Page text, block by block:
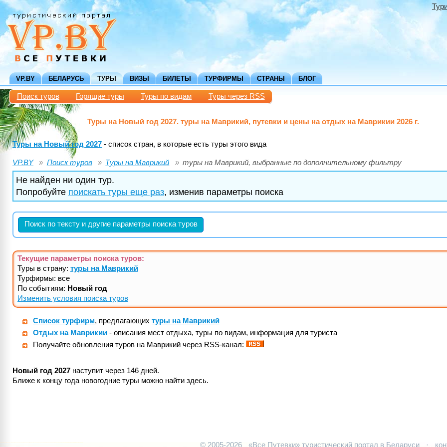
VP.BY БЕЛАРУСЬ ТУРЫ ВИЗЫ БИЛЕТЫ ТУРФИРМЫ СТРАНЫ БЛОГ
Поиск туров Горящие туры Туры по видам Туры через RSS
Туры на Новый год 2027. туры на Маврикий, путевки и цены на отдых на Маврикии 2026 г.
Туры на Новый год 2027 - список стран, в которые есть туры этого вида
VP.BY Поиск туров Туры на Маврикий туры на Маврикий, выбранные по дополнительному фильтру
Не найден ни один тур.
Попробуйте поискать туры еще раз, изменив параметры поиска
Поиск по тексту и другие параметры поиска туров
Текущие параметры поискатуров:
Туры в страну: туры на Маврикий
Турфирмы: все
По событиям: Новый год
Изменить условия поиска туров
Список турфирм, предлагающих туры на Маврикий
Отдых на Маврикии - описания мест отдыха, туры по видам, информация для туриста
Получайте обновления туров на Маврикий через RSS-канал:
Новый год 2027 наступит через 146 дней.
Ближе к концу года новогодние туры можно найти здесь.
© 2005-2026 «Все Путевки» туристический портал в Беларуси ·